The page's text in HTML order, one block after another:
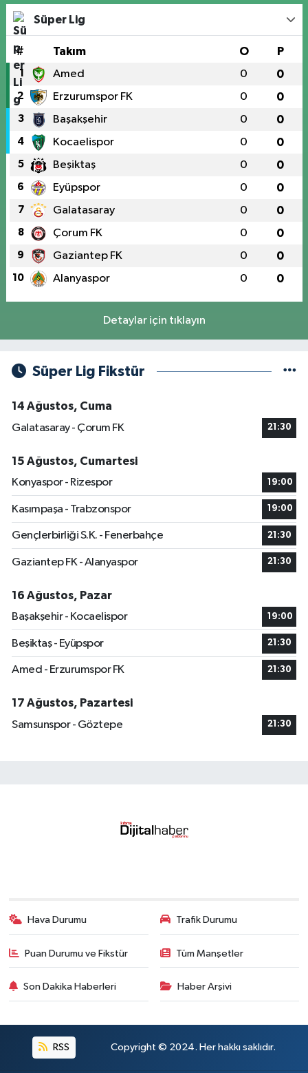
Süper Lig
# Takım O P
1 Amed 0 0
2 Erzurumspor FK 0 0
3 Başakşehir 0 0
4 Kocaelispor 0 0
5 Beşiktaş 0 0
6 Eyüpspor 0 0
7 Galatasaray 0 0
8 Çorum FK 0 0
9 Gaziantep FK 0 0
10 Alanyaspor 0 0
Detaylar için tıklayın
Süper Lig Fikstür
14 Ağustos, Cuma
Galatasaray - Çorum FK
21:30
15 Ağustos, Cumartesi
Konyaspor - Rizespor
19:00
Kasımpaşa - Trabzonspor 19:00
Gençlerbirliği S.K. - Fenerbahçe 21:30
Gaziantep FK - Alanyaspor 21:30
16 Ağustos, Pazar
Başakşehir - Kocaelispor
19:00
Beşiktaş - Eyüpspor 21:30
Amed - Erzurumspor FK 21:30
17 Ağustos, Pazartesi
Samsunspor - Göztepe
21:30
Hava Durumu Trafik Durumu
Puan Durumu ve Fikstür Tüm Manşetler
Son Dakika Haberleri Haber Arşivi
RSS Copyright © 2024. Her hakkı saklıdır.